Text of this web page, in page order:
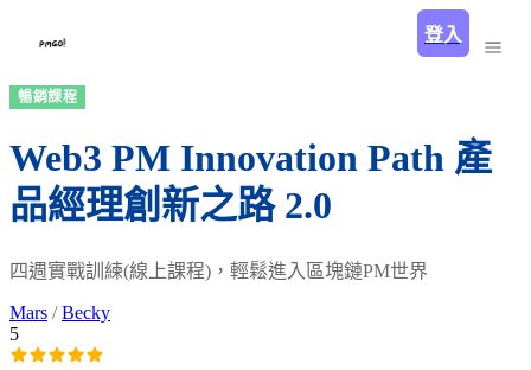
登入
暢銷課程
Web3 PM Innovation Path 產
品經理創新之路 2.0
四週實戰訓練(線上課程)，輕鬆進入區塊鏈PM世界
Mars /Becky
5